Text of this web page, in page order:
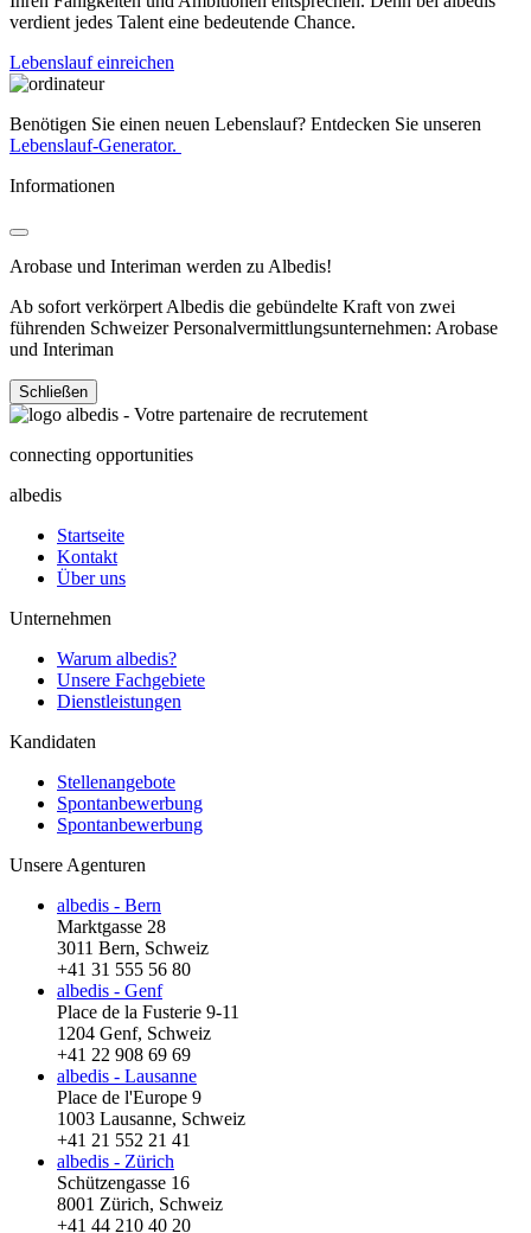
verdient jedes Talent eine bedeutende Chance.
Lebenslauf einreichen
Benötigen Sie einen neuen Lebenslauf? Entdecken Sie unseren
Lebenslauf-Generator.
Informationen
Arobase und Interiman werden zu Albedis!
Ab sofort verkörpert Albedis die gebündelte Kraft von zwei
führenden Schweizer Personalvermittlungsunternehmen: Arobase
und Interiman
Schließen
connecting opportunities
albedis
Startseite
Kontakt
Über uns
Unternehmen
Warum albedis?
Unsere Fachgebiete
Dienstleistungen
Kandidaten
Stellenangebote
Spontanbewerbung
Spontanbewerbung
Unsere Agenturen
albedis - Bern
Marktgasse 28
3011 Bern, Schweiz
+41 31 555 56 80
albedis - Genf
Place de la Fusterie 9-11
1204 Genf, Schweiz
+41 22 908 69 69
albedis - Lausanne
Place de l'Europe 9
1003 Lausanne, Schweiz
+41 21 552 21 41
albedis - Zürich
Schützengasse 16
8001 Zürich, Schweiz
+41 44 210 40 20